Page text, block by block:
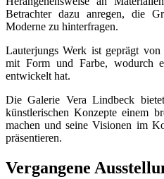
Betrachter dazu anregen, die
Moderne zu hinterfragen.
Lauterjungs Werk ist geprägt von
mit Form und Farbe, wodurch
entwickelt hat.
Die Galerie Vera Lindbeck
künstlerischen Konzepte einem
machen und seine Visionen im
präsentieren.
Vergangene